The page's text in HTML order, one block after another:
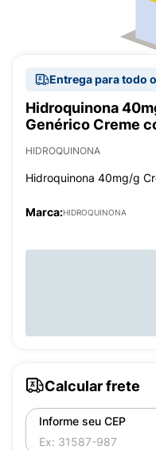
Entrega para todo
Hidroquinona
Genérico Creme
HIDROQUINONA
Hidroquinona 40mg/g
Marca:HIDROQUINONA
Calcular frete
Informe seu CEP